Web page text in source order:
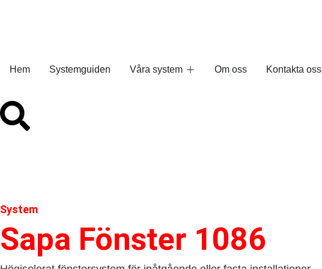
Hem Systemguiden Våra system Om oss Kontakta oss
System
Sapa Fönster 1086